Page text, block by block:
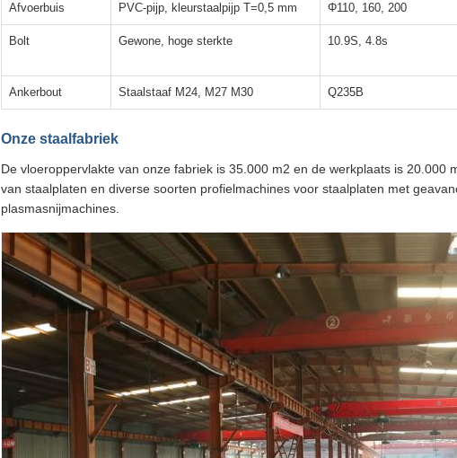
Afvoerbuis PVC-pijp, kleurstaalpijp T=0,5 mm Φ110, 160, 200
Bolt Gewone, hoge sterkte 10.9S, 4.8s
Ankerbout Staalstaaf M24, M27 M30 Q235B
Onze staalfabriek
De vloeroppervlakte van onze fabriek is 35.000 m2 en de werkplaats is 20.000
van staalplaten en diverse soorten profielmachines voor staalplaten met
plasmasnijmachines.